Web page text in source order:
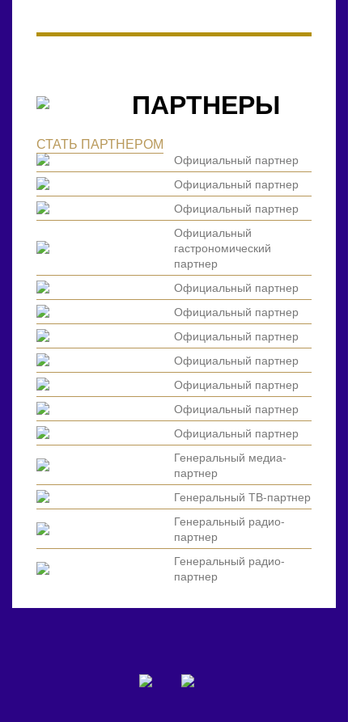
ПАРТНЕРЫ
СТАТЬ ПАРТНЕРОМ
Официальный партнер
Официальный партнер
Официальный партнер
Официальный
гастрономический
партнер
Официальный партнер
Официальный партнер
Официальный партнер
Официальный партнер
Официальный партнер
Официальный партнер
Официальный партнер
Генеральный медиа-
партнер
Генеральный ТВ-партнер
Генеральный радио-
партнер
Генеральный радио-
партнер